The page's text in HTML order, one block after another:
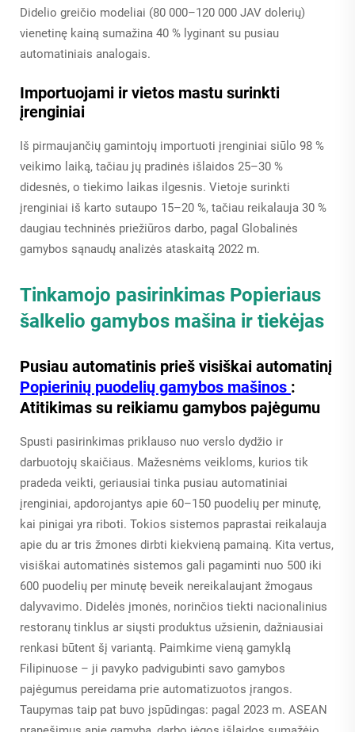
Didelio greičio modeliai (80 000–120 000 JAV dolerių)
vienetinę kainą sumažina 40 % lyginant su pusiau
automatiniais analogais.
Importuojami ir vietos mastu surinkti
įrenginiai
Iš pirmaujančių gamintojų importuoti įrenginiai siūlo 98 %
veikimo laiką, tačiau jų pradinės išlaidos 25–30 %
didesnės, o tiekimo laikas ilgesnis. Vietoje surinkti
įrenginiai iš karto sutaupo 15–20 %, tačiau reikalauja 30 %
daugiau techninės priežiūros darbo, pagal Globalinės
gamybos sąnaudų analizės ataskaitą 2022 m.
Tinkamojo pasirinkimas Popieriaus
šalkelio gamybos mašina ir tiekėjas
Pusiau automatinis prieš visiškai automatinį
Popierinių puodelių gamybos mašinos :
Atitikimas su reikiamu gamybos pajėgumu
Spusti pasirinkimas priklauso nuo verslo dydžio ir
darbuotojų skaičiaus. Mažesnėms veikloms, kurios tik
pradeda veikti, geriausiai tinka pusiau automatiniai
įrenginiai, apdorojantys apie 60–150 puodelių per minutę,
kai pinigai yra riboti. Tokios sistemos paprastai reikalauja
apie du ar tris žmones dirbti kiekvieną pamainą. Kita vertus,
visiškai automatinės sistemos gali pagaminti nuo 500 iki
600 puodelių per minutę beveik nereikalaujant žmogaus
dalyvavimo. Didelės įmonės, norinčios tiekti nacionalinius
restoranų tinklus ar siųsti produktus užsienin, dažniausiai
renkasi būtent šį variantą. Paimkime vieną gamyklą
Filipinuose – ji pavyko padvigubinti savo gamybos
pajėgumus pereidama prie automatizuotos įrangos.
Taupymas taip pat buvo įspūdingas: pagal 2023 m. ASEAN